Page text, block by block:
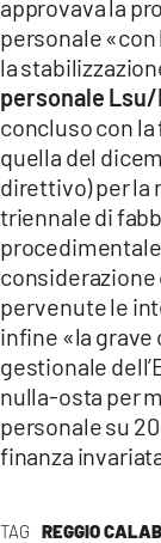
TAG REGGIO
approvava la
personale «con
la
personale
concluso con
quella del
direttivo) per la
triennale di
considerazione
pervenute le
infine «la
gestionale
nulla-osta per
personale su
finanza